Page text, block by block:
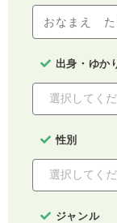
出身・ゆか
性別
ジャンル